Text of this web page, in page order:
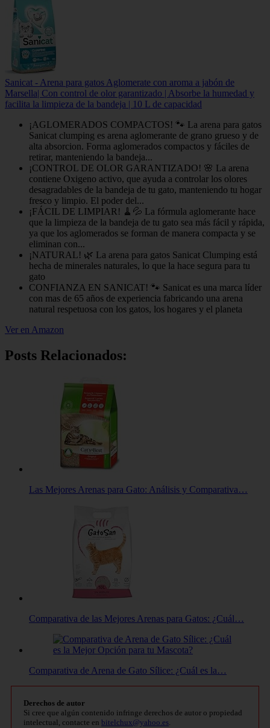
Sanicat - Arena para gatos Aglomerate con aroma a jabón de
Marsella| Con control de olor garantizado | Absorbe la humedad y
facilita la limpieza de la bandeja | 10 L de capacidad
¡AGLOMERADOS COMPACTOS! 🐾 La arena para gatos
Sanicat clumping es arena aglomerante de grano grueso y de
alta absorcion. Forma aglomerados compactos y fáciles de
retirar, manteniendo la bandeja...
¡CONTROL DE OLOR GARANTIZADO! 🌸 La arena
contiene Oxigeno activo, que ayuda a controlar los olores
desagradables de la bandeja de tu gato, manteniendo tu hogar
fresco y limpio. El poder del...
¡FÁCIL DE LIMPIAR! 🧹💦 La fórmula aglomerante hace
que la limpieza de la bandeja de tu gato sea más fácil y rápida,
ya que los aglomerados se forman de manera compacta y se
eliminan con...
¡NATURAL! 🌿 La arena para gatos Sanicat Clumping está
hecha de minerales naturales, lo que la hace segura para tu
gato
CONFIANZA EN SANICAT! 🐾 Sanicat es una marca líder
con mas de 65 años de experiencia fabricando una arena
natural respetuosa con los gatos, los hogares y el planeta
Ver en Amazon
Posts Relacionados:
Las Mejores Arenas para Gato: Análisis y Comparativa…
Comparativa de las Mejores Arenas para Gatos: ¿Cuál…
Comparativa de Arena de Gato Sílice: ¿Cuál es la…
Derechos de autor
Si cree que algún contenido infringe derechos de autor o propiedad
intelectual, contacte en bitelchux@yahoo.es.